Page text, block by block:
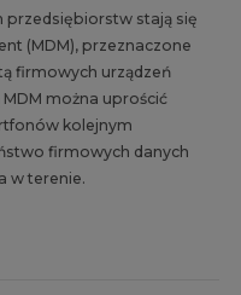
przedsiębiorstw stają się
(MDM), przeznaczone
firmowych urządzeń
można uprościć
kolejnym
firmowych danych
w terenie.